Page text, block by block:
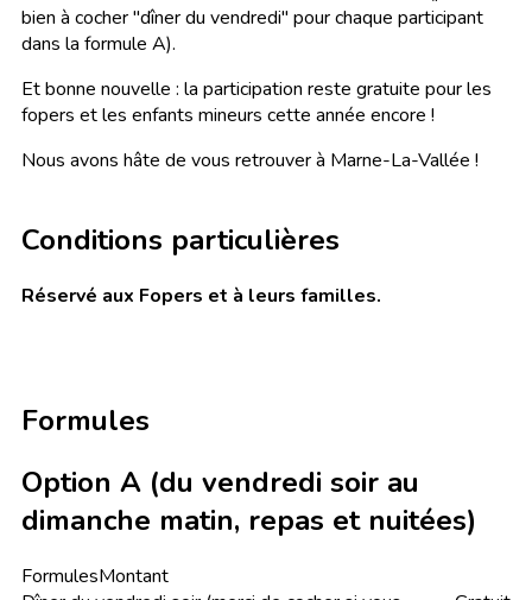
bien à cocher "dîner du vendredi" pour chaque participant
dans la formule A).
Et bonne nouvelle : la participation reste gratuite pour les
fopers et les enfants mineurs cette année encore !
Nous avons hâte de vous retrouver à Marne-La-Vallée !
Conditions particulières
Réservé aux Fopers et à leurs familles.
Formules
Option A (du vendredi soir au
dimanche matin, repas et nuitées)
FormulesMontant